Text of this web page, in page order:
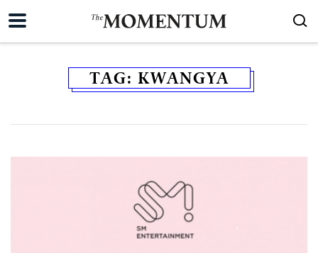
TAG: KWANGYA